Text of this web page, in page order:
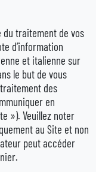
du traitement de vos
d’information
et italienne sur
le but de vous
des
en
»). Veuillez noter
au Site et non
peut accéder